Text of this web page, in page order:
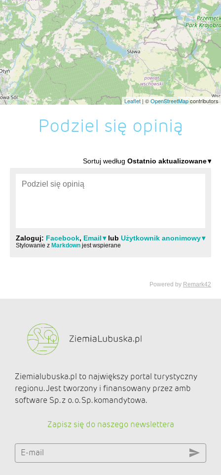
Leaflet | ©OpenStreetMapcontributors
Podziel się opinią
Ziemialubuska.pl to największy portal turystyczny
regionu. Jest tworzony i finansowany przez amb
software Sp. z o. o. Sp. komandytowa.
Zapisz się do naszego newslettera
E-mail